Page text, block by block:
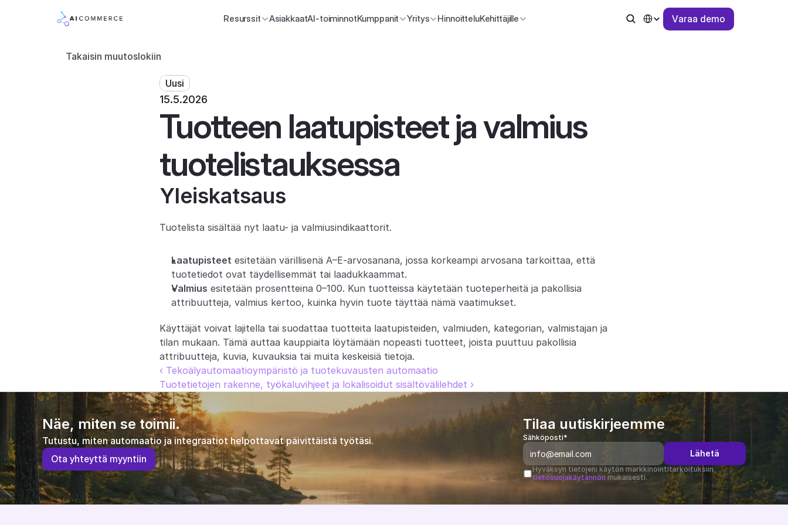
Resurssit AsiakkaatAI-toiminnotKumppanit Yritys HinnoitteluKehittäjille
Select Language
Varaa demo
Takaisin muutoslokiin
Uusi
15.5.2026
Tuotteen laatupisteet ja valmius
tuotelistauksessa
Yleiskatsaus
Tuotelista sisältää nyt laatu- ja valmiusindikaattorit.
Laatupisteet esitetään värillisenä A–E-arvosanana, jossa korkeampi arvosana tarkoittaa, että
tuotetiedot ovat täydellisemmät tai laadukkaammat.
Valmius esitetään prosentteina 0–100. Kun tuotteissa käytetään tuoteperheitä ja pakollisia
attribuutteja, valmius kertoo, kuinka hyvin tuote täyttää nämä vaatimukset.
Käyttäjät voivat lajitella tai suodattaa tuotteita laatupisteiden, valmiuden, kategorian, valmistajan ja
tilan mukaan. Tämä auttaa kauppiaita löytämään nopeasti tuotteet, joista puuttuu pakollisia
attribuutteja, kuvia, kuvauksia tai muita keskeisiä tietoja.
‹ Tekoälyautomaatioympäristö ja tuotekuvausten automaatio
Tuotetietojen rakenne, työkaluvihjeet ja lokalisoidut sisältövälilehdet ›
Näe, miten se toimii.
Tutustu, miten automaatio ja integraatiot helpottavat päivittäistä työtäsi.
Ota yhteyttä myyntiin
Tilaa uutiskirjeemme
Sähköposti*
Lähetä
Hyväksyn tietojeni käytön markkinointitarkoituksiin
tietosuojakäytännön mukaisesti.